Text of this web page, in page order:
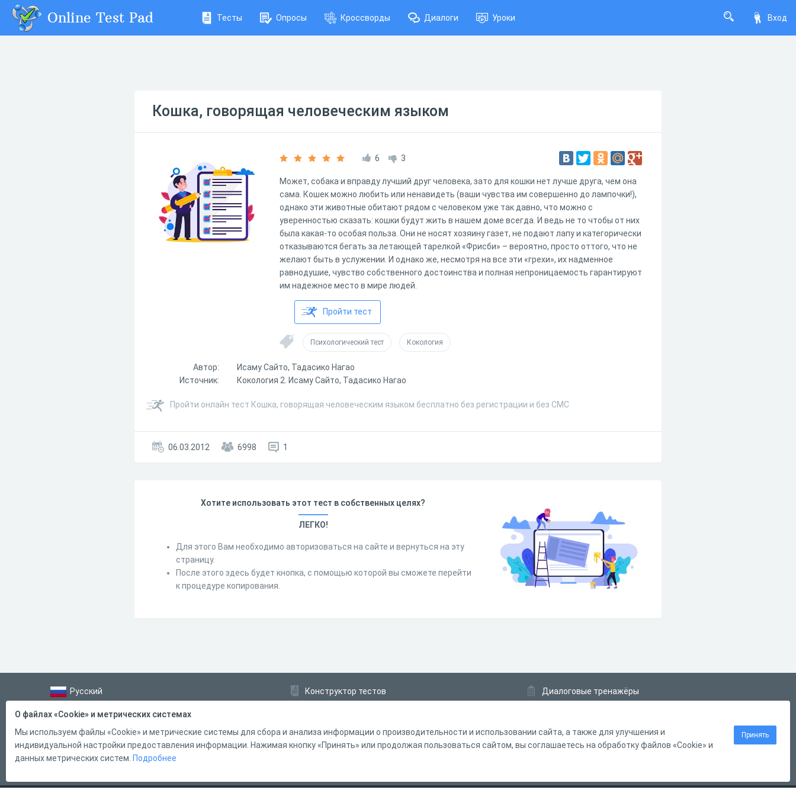
Вход
Online Test Pad Тесты Опросы Кроссворды Диалоги Уроки
Кошка, говорящая человеческим языком
6 3
Может, собака и вправду лучший друг человека, зато для кошки нет лучше друга, чем она
сама. Кошек можно любить или ненавидеть (ваши чувства им совершенно до лампочки!),
однако эти животные обитают рядом с человеком уже так давно, что можно с
уверенностью сказать: кошки будут жить в нашем доме всегда. И ведь не то чтобы от них
была какая-то особая польза. Они не носят хозяину газет, не подают лапу и категорически
отказываются бегать за летающей тарелкой «Фрисби» – вероятно, просто оттого, что не
желают быть в услужении. И однако же, несмотря на все эти «грехи», их надменное
равнодушие, чувство собственного достоинства и полная непроницаемость гарантируют
им надежное место в мире людей.
Пройти тест
Психологический тест Кокология
Автор:
Исаму Сайто, Тадасико Нагао
Источник:
Кокология 2. Исаму Сайто, Тадасико Нагао
Пройти онлайн тест Кошка, говорящая человеческим языком бесплатно без регистрации и без СМС
06.03.2012 6998 1
Хотите использовать этот тест в собственных целях?
ЛЕГКО!
Для этого Вам необходимо авторизоваться на сайте и вернуться на эту
страницу.
После этого здесь будет кнопка, с помощью которой вы сможете перейти
к процедуре копирования.
Русский
Справка
Форма обратной связи
Контакты
Конструктор тестов
Конструктор кроссвордов
Диалоговые тренажёры
Система Дистанционного Обучения
О файлах «Cookie» и метрических системах
Мы используем файлы «Cookie» и метрические системы для сбора и анализа информации о производительности и использовании сайта, а также для улучшения и
индивидуальной настройки предоставления информации. Нажимая кнопку «Принять» или продолжая пользоваться сайтом, вы соглашаетесь на обработку файлов «Cookie» и
данных метрических систем. Подробнее
Принять